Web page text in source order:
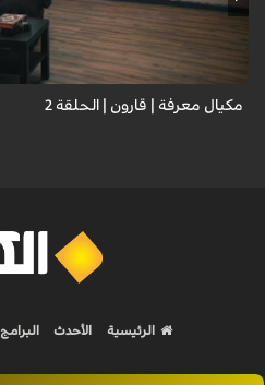
مكيال معرفة | قارون | الحلقة 2
الرئيسية الأحدث البرامج